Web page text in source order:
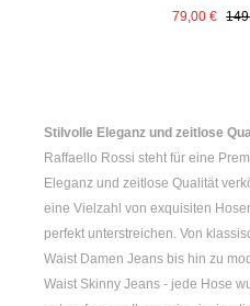
79,00 €
Stilvolle Eleganz und zeitlose
Raffaello Rossi steht für eine
Eleganz und zeitlose Qualität
eine Vielzahl von exquisiten
perfekt unterstreichen. Von
Waist Damen Jeans bis hin zu
Waist Skinny Jeans - jede Hose